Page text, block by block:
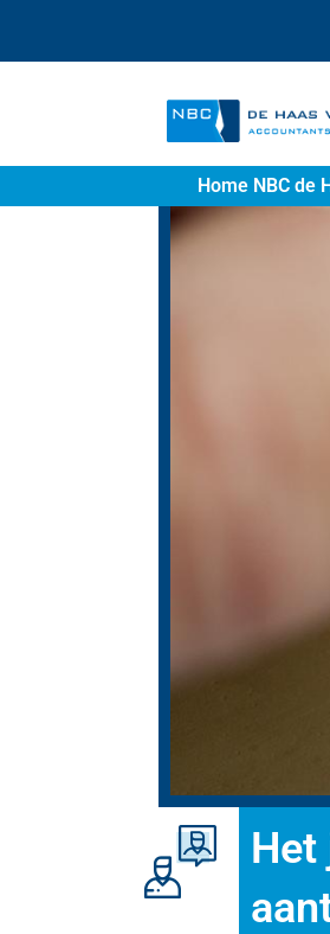
Home NBC de
Het